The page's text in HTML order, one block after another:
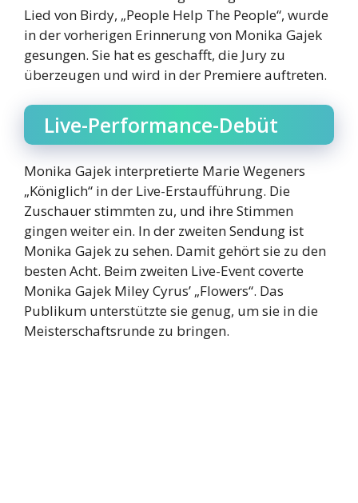
Lied von Birdy, „People Help The People“, wurde
in der vorherigen Erinnerung von Monika Gajek
gesungen. Sie hat es geschafft, die Jury zu
überzeugen und wird in der Premiere auftreten.
Live-Performance-Debüt
Monika Gajek interpretierte Marie Wegeners
„Königlich“ in der Live-Erstaufführung. Die
Zuschauer stimmten zu, und ihre Stimmen
gingen weiter ein. In der zweiten Sendung ist
Monika Gajek zu sehen. Damit gehört sie zu den
besten Acht. Beim zweiten Live-Event coverte
Monika Gajek Miley Cyrus’ „Flowers“. Das
Publikum unterstützte sie genug, um sie in die
Meisterschaftsrunde zu bringen.